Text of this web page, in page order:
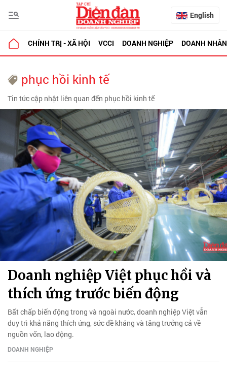
English
CHÍNH TRỊ - XÃ HỘI VCCI DOANH NGHIỆP DOANH NHÂN
phục hồi kinh tế
Tin tức cập nhật liên quan đến phục hồi kinh tế
Doanh nghiệp Việt phục hồi và
thích ứng trước biến động
Bất chấp biến động trong và ngoài nước, doanh nghiệp Việt vẫn
duy trì khả năng thích ứng, sức đề kháng và tăng trưởng cả về
nguồn vốn, lao động.
DOANH NGHIỆP